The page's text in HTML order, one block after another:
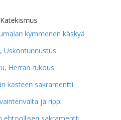
kymmenen käskyä
Uskontunnustus
Herran rukous
kasteen sakramentti
ja rippi